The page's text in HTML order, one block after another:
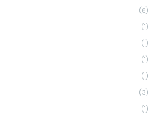
(6)
(1)
(1)
(1)
(1)
(3)
(1)